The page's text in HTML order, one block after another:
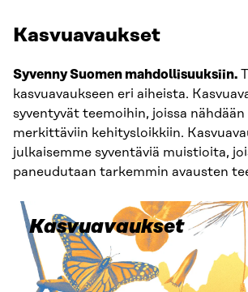
Kasvuavaukset
Syvenny Suomen mahdollisuuksiin.
kasvuavaukseen eri aiheista.
syventyvät teemoihin, joissa
merkittäviin kehitysloikkiin.
julkaisemme syventäviä muistioita,
paneudutaan tarkemmin avausten
Kasvuavaukset